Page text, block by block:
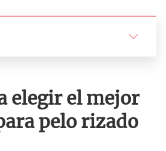
elegir el mejor
pelo rizado